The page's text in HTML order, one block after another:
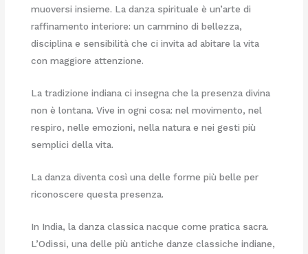
muoversi insieme. La danza spirituale è un’arte di
raffinamento interiore: un cammino di bellezza,
disciplina e sensibilità che ci invita ad abitare la vita
con maggiore attenzione.
La tradizione indiana ci insegna che la presenza divina
non è lontana. Vive in ogni cosa: nel movimento, nel
respiro, nelle emozioni, nella natura e nei gesti più
semplici della vita.
La danza diventa così una delle forme più belle per
riconoscere questa presenza.
In India, la danza classica nacque come pratica sacra.
L’Odissi, una delle più antiche danze classiche indiane,